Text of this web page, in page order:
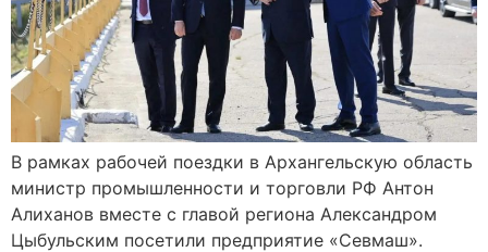
В рамках рабочей поездки в Архангельскую область
министр промышленности и торговли РФ Антон
Алиханов вместе с главой региона Александром
Цыбульским посетили предприятие «Севмаш».